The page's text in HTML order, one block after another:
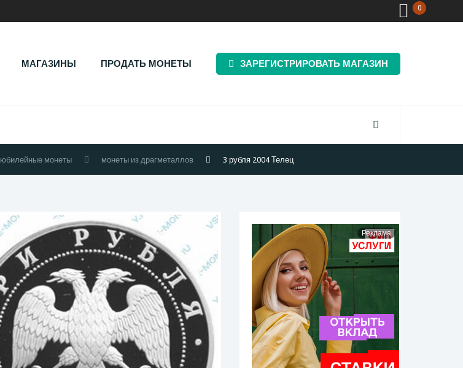
МАГАЗИНЫ ПРОДАТЬ МОНЕТЫ ЗАРЕГИСТРИРОВАТЬ МАГАЗИН
юбилейные монеты монеты из драгметаллов 3 рубля 2004 Телец
Реклама
0